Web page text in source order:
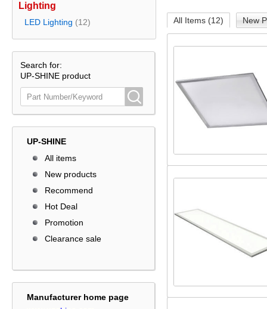
Lighting
LED Lighting (12)
Search for:
UP-SHINE product
UP-SHINE
All items
New products
Recommend
Hot Deal
Promotion
Clearance sale
Manufacturer home page
All Items (12) New